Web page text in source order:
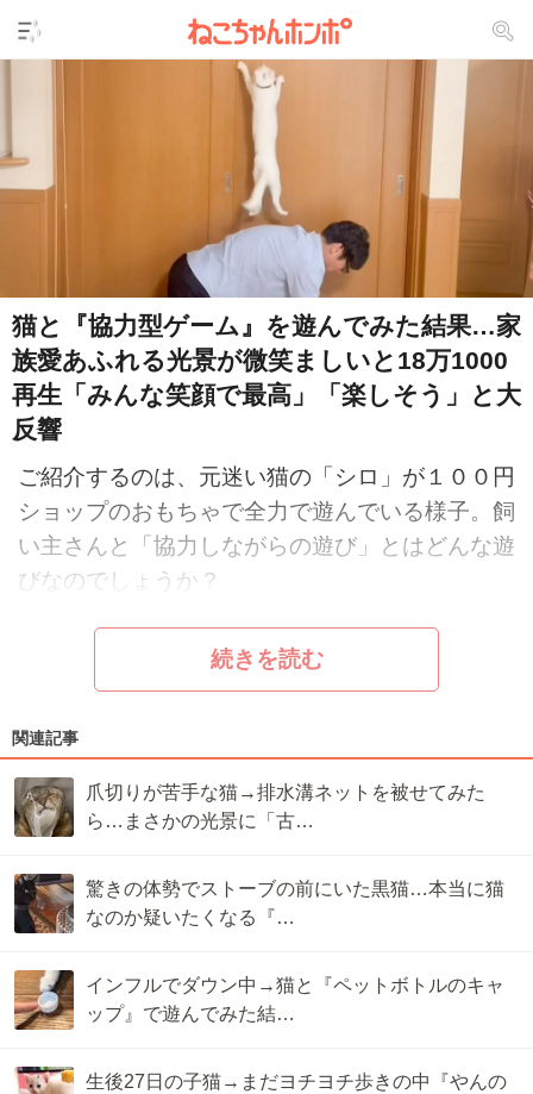
猫と『協力型ゲーム』を遊んでみた結果…家
族愛あふれる光景が微笑ましいと18万1000
再生「みんな笑顔で最高」「楽しそう」と大
反響
ご紹介するのは、元迷い猫の「シロ」が１００円
ショップのおもちゃで全力で遊んでいる様子。飼
い主さんと「協力しながらの遊び」とはどんな遊
びなのでしょうか？
続きを読む
関連記事
爪切りが苦手な猫→排水溝ネットを被せてみた
ら…まさかの光景に「古…
驚きの体勢でストーブの前にいた黒猫…本当に猫
なのか疑いたくなる『…
インフルでダウン中→猫と『ペットボトルのキャ
ップ』で遊んでみた結…
生後27日の子猫→まだヨチヨチ歩きの中『やんの